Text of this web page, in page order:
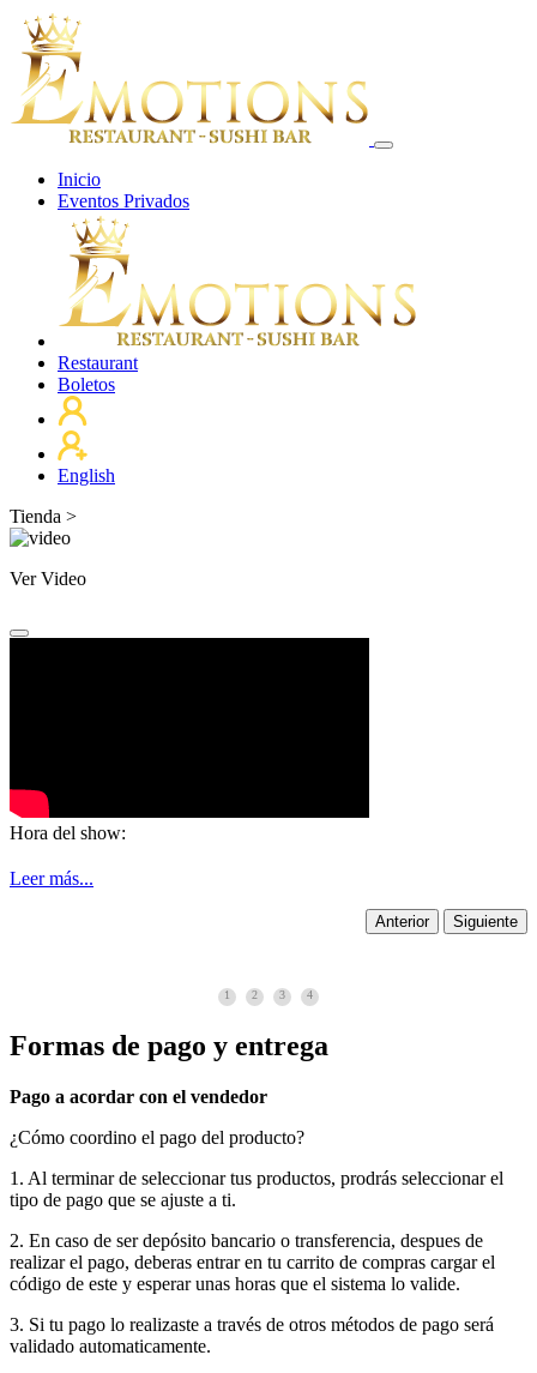
Inicio
Eventos Privados
Restaurant
Boletos
English
Tienda >
Ver Video
Hora del show:
Leer más...
Anterior Siguiente
1 2 3 4
Formas de pago y entrega
Pago a acordar con el vendedor
¿Cómo coordino el pago del producto?
1. Al terminar de seleccionar tus productos, prodrás seleccionar el
tipo de pago que se ajuste a ti.
2. En caso de ser depósito bancario o transferencia, despues de
realizar el pago, deberas entrar en tu carrito de compras cargar el
código de este y esperar unas horas que el sistema lo valide.
3. Si tu pago lo realizaste a través de otros métodos de pago será
validado automaticamente.